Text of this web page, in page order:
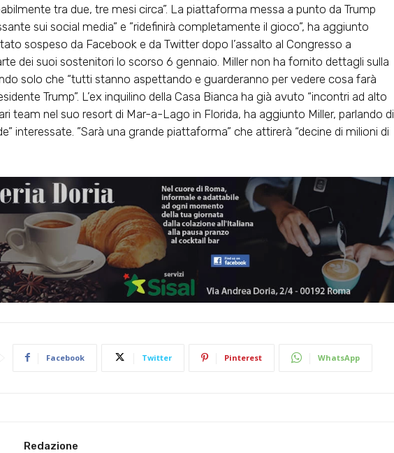
tra due, tre mesi circa”. La piattaforma messa a punto da Trump
sui social media” e ”ridefinirà completamente il gioco”, ha aggiunto
sospeso da Facebook e da Twitter dopo l’assalto al Congresso a
dei suoi sostenitori lo scorso 6 gennaio. Miller non ha fornito dettagli sulla
solo che “tutti stanno aspettando e guarderanno per vedere cosa farà
Trump”. L’ex inquilino della Casa Bianca ha già avuto “incontri ad alto
team nel suo resort di Mar-a-Lago in Florida, ha aggiunto Miller, parlando di
interessate. ”Sarà una grande piattaforma” che attirerà “decine di milioni di
Facebook Twitter Pinterest WhatsApp
Redazione